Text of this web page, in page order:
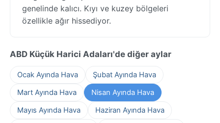
genelinde kalıcı. Kıyı ve kuzey bölgeleri
özellikle ağır hissediyor.
ABD Küçük Harici Adaları'de diğer aylar
Ocak Ayında Hava
Şubat Ayında Hava
Mart Ayında Hava
Nisan Ayında Hava
Mayıs Ayında Hava
Haziran Ayında Hava